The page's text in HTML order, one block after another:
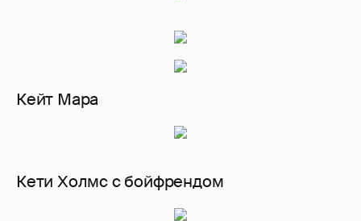
Кейт Мара
Кети Холмс с бойфрендом